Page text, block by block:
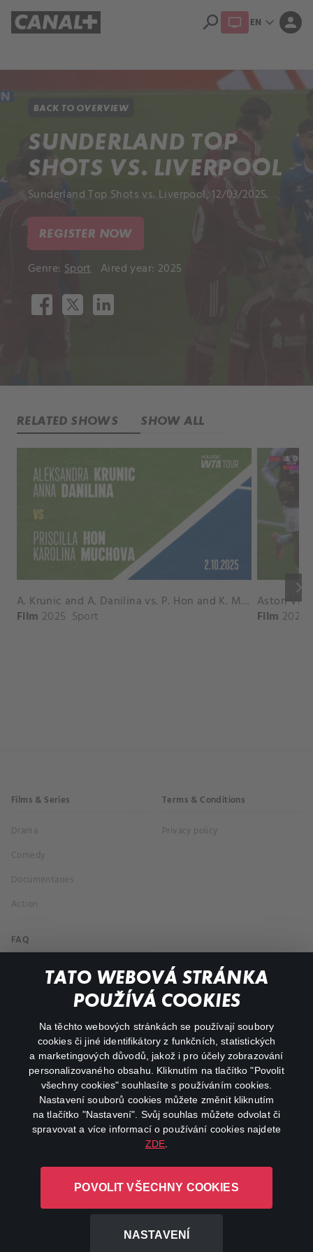
TATO WEBOVÁ STRÁNKA
POUŽÍVÁ COOKIES
Na těchto webových stránkách se používají soubory
cookies či jiné identifikátory z funkčních, statistických
a marketingových důvodů, jakož i pro účely zobrazování
personalizovaného obsahu. Kliknutím na tlačítko "Povolit
všechny cookies" souhlasíte s používáním cookies.
Nastavení souborů cookies můžete změnit kliknutím
na tlačítko "Nastavení". Svůj souhlas můžete odvolat či
spravovat a více informací o používání cookies najdete
ZDE
POVOLIT VŠECHNY COOKIES
NASTAVENÍ
search EN expand_more person
BACK TO OVERVIEW
SUNDERLAND TOP
SHOTS VS. LIVERPOOL
Sunderland Top Shots vs. Liverpool, 12/03/2025.
REGISTER NOW
Genre: Sport Aired year: 2025
RELATED SHOWS SHOW ALL
keyboard_arrow_right
A. Krunic and A. Danilina vs. P. Hon and K. Muchova Match Highlights - BEIJING_Capital Group Diamond ( October 02, 2025)
Film 2025 Sport Film 2026
Films & Series
Drama
Comedy
Documentaries
Action
Terms & Conditions
Privacy policy
FAQ
My profile
facebookinstagram
youtube
L-1246 Luxembourg R.C.S.